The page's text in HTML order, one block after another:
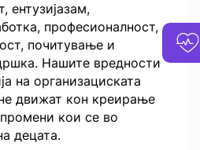
ентузијазам,
професионалност,
почитување и
Нашите вредности
на организациската
движат кон креирање
кои се во
децата.